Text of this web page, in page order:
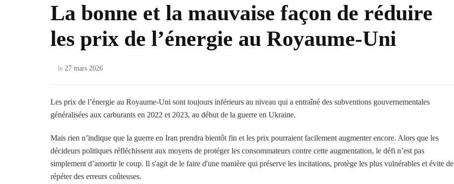
La bonne et la mauvaise façon de réduire
les prix de l’énergie au Royaume-Uni
le 27 mars 2026
Les prix de l’énergie au Royaume-Uni sont toujours inférieurs au niveau qui a entraîné des subventions gouvernementales
généralisées aux carburants en 2022 et 2023, au début de la guerre en Ukraine.
Mais rien n’indique que la guerre en Iran prendra bientôt fin et les prix pourraient facilement augmenter encore. Alors que les
décideurs politiques réfléchissent aux moyens de protéger les consommateurs contre cette augmentation, le défi n’est pas
simplement d’amortir le coup. Il s'agit de le faire d'une manière qui préserve les incitations, protège les plus vulnérables et évite de
répéter des erreurs coûteuses.